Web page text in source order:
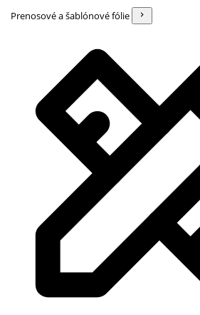
Prenosové a šablónové fólie